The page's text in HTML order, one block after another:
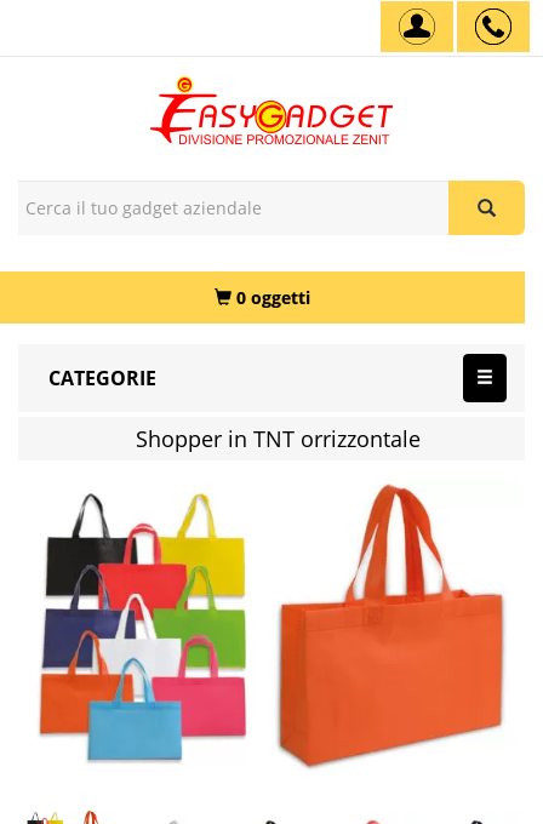
0 oggetti
CATEGORIE
Shopper in TNT orrizzontale